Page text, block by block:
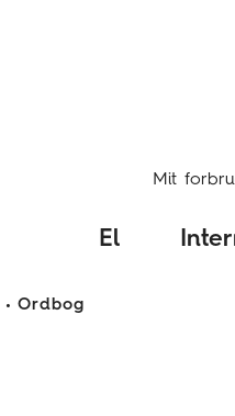
Mit
El
Ordbog